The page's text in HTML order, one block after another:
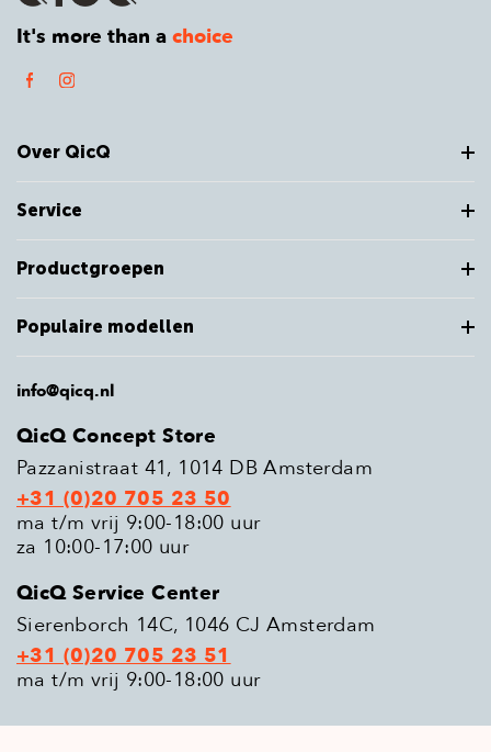
It's more than a choice
Over QicQ
Service
Productgroepen
Populaire modellen
info@qicq.nl
QicQ Concept Store
Pazzanistraat 41, 1014 DB Amsterdam
+31 (0)20 705 23 50
ma t/m vrij 9:00-18:00 uur
za 10:00-17:00 uur
QicQ Service Center
Sierenborch 14C, 1046 CJ Amsterdam
+31 (0)20 705 23 51
ma t/m vrij 9:00-18:00 uur